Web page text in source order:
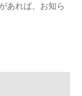
があれば、お知ら